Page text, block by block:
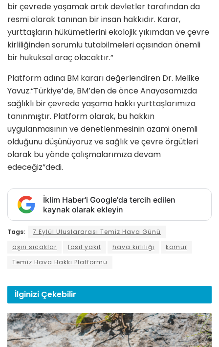
bir çevrede yaşamak artık devletler tarafından da
resmi olarak tanınan bir insan hakkıdır. Karar,
yurttaşların hükümetlerini ekolojik yıkımdan ve çevre
kirliliğinden sorumlu tutabilmeleri açısından önemli
bir hukuksal araç olacaktır.”
Platform adına BM kararı değerlendiren Dr. Melike
Yavuz:“Türkiye’de, BM’den de önce Anayasamızda
sağlıklı bir çevrede yaşama hakkı yurttaşlarımıza
tanınmıştır. Platform olarak, bu hakkın
uygulanmasının ve denetlenmesinin azami önemli
olduğunu düşünüyoruz ve sağlık ve çevre örgütleri
olarak bu yönde çalışmalarımıza devam
edeceğiz”dedi.
İklim Haber'i Google'da tercih edilen
kaynak olarak ekleyin
Tags:
7 Eylül Uluslararası Temiz Hava Günü
aşırı sıcaklar
fosil yakıt hava kirliliği
kömür
Temiz Hava Hakkı Platformu
İlginizi Çekebilir